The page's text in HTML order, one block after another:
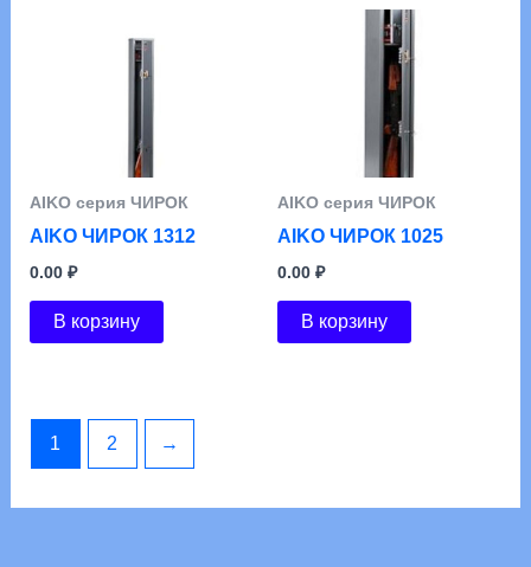
АIKO серия ЧИРОК
AIKO ЧИРОК 1312
0.00 ₽
В корзину
АIKO серия ЧИРОК
AIKO ЧИРОК 1025
0.00 ₽
В корзину
1 2 →